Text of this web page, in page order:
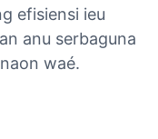
efisiensi ieu
anu serbaguna
waé.